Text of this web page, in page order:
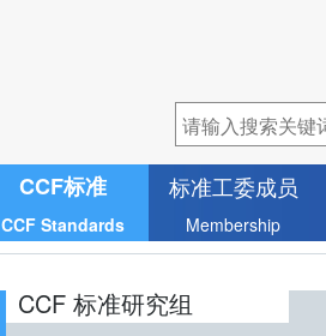
CCF标准
CCF Standards
标准工委成员
Membership
CCF 标准研究组